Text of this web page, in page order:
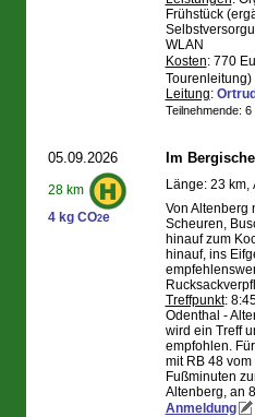
Frühstück
WLAN
Kosten: 770
Tourenleitung)
Leitung:
Teilnehmende:
05.09.2026
28 km
4 kg CO2e
Im
Länge: 23 km,
Von Altenberg
Scheuren,
hinauf zum
hinauf, ins
Treffpunkt:
Odenthal -
wird ein Treff
empfohlen.
mit RB 48
Fußminuten
Altenberg, an
Anmeldung